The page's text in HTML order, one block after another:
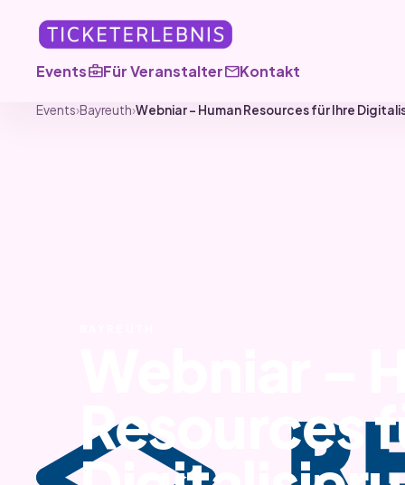
Eventsbusiness_centerFür VeranstaltermailKontakt
Events›Bayreuth›Webniar – Human Resources für Ihre
Resources